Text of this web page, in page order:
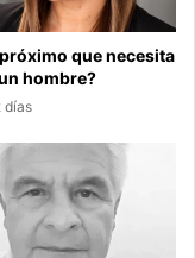
que necesita
hombre?
días